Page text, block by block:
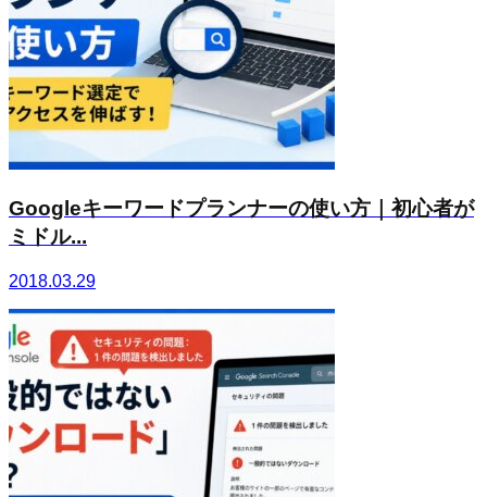
Googleキーワードプランナーの使い方｜初心者が
ミドル...
2018.03.29